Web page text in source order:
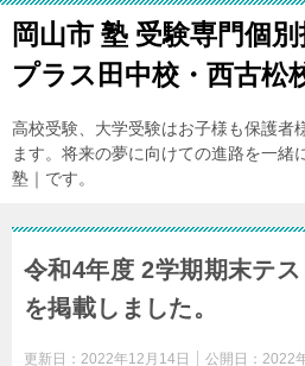
岡山市 塾 受験専門個
プラス田中校・西古松
高校受験、大学受験はお子様も保護者
ます。将来の夢に向けての進路を一緒
塾｜です。
令和4年度 2学期期末テ
を掲載しました。
更新日： 2022年12月14日 公開日： 2022